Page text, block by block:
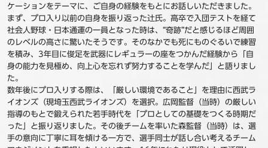
ケーションをテーマに、ご自身の経験をもとにお話しいただきました。
まず、プロ入り以前の自身を振り返った辻氏。高卒で入団テストを経て
社会人野球・日本通運の一員となった時は、“奇跡”だと感じるほど周囲
のレベルの高さに驚いたそうです。そのなかでも死にものぐるいで練習
を積み、3年目に俊足を武器にレギュラーの座をつかんだ経験から「自
身の能力を見極め、向上心を忘れず努力することを学んだ」と語りまし
た。
数年後にプロ入りする際は、「厳しい環境であること」を理由に西武ラ
イオンズ（現埼玉西武ライオンズ）を選択。広岡監督（当時）の厳しい
指導のもとで鍛えられた若手時代を「プロとしての基礎をつくる時期だ
った」と振り返りました。その後チームを率いた森監督（当時）は、選
手の意向に丁寧に耳を傾ける一方で、選手同士が話し合い考えるチーム